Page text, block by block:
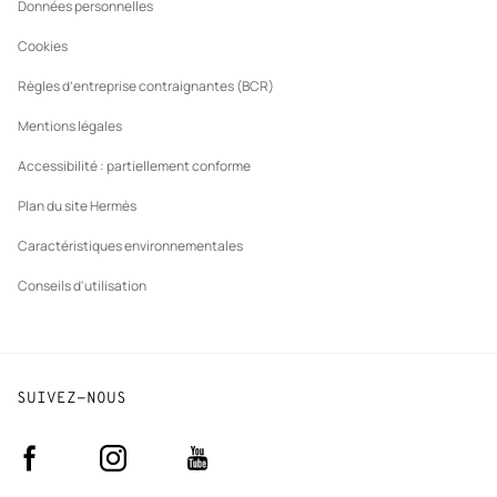
Données personnelles
Cookies
Règles d’entreprise contraignantes (BCR)
Mentions légales
Accessibilité : partiellement conforme
Plan du site Hermès
Caractéristiques environnementales
Conseils d'utilisation
SUIVEZ-NOUS
Facebook Instagram
(nouvelle
Youtube
(nouvelle